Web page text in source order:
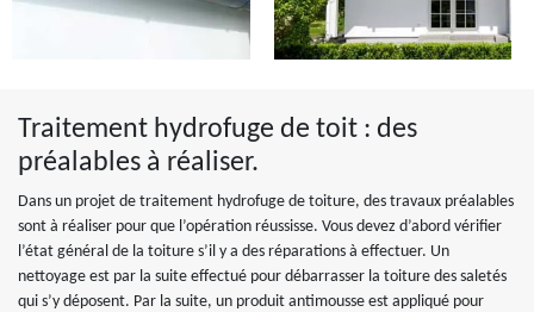
Traitement hydrofuge de toit : des
préalables à réaliser.
Dans un projet de traitement hydrofuge de toiture, des travaux préalables
sont à réaliser pour que l’opération réussisse. Vous devez d’abord vérifier
l’état général de la toiture s’il y a des réparations à effectuer. Un
nettoyage est par la suite effectué pour débarrasser la toiture des saletés
qui s’y déposent. Par la suite, un produit antimousse est appliqué pour